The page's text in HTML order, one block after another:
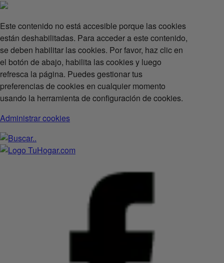
Este contenido no está accesible porque las cookies
están deshabilitadas. Para acceder a este contenido,
se deben habilitar las cookies. Por favor, haz clic en
el botón de abajo, habilita las cookies y luego
refresca la página. Puedes gestionar tus
preferencias de cookies en cualquier momento
usando la herramienta de configuración de cookies.
Administrar cookies